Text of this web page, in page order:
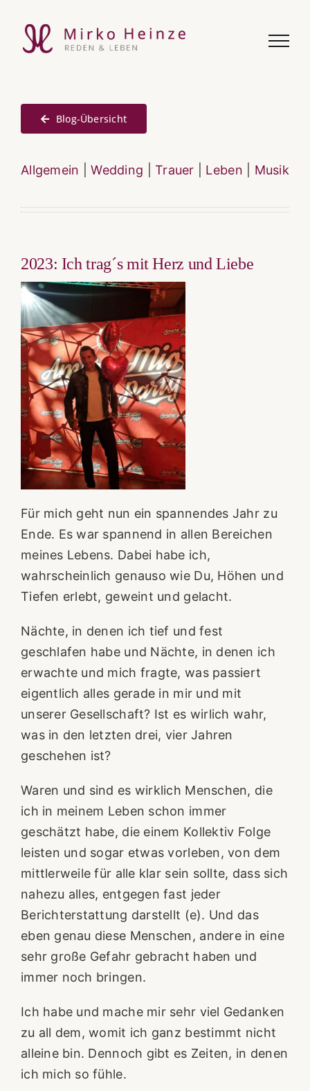
Inhalt
springen
Blog-Übersicht
Allgemein |Wedding |Trauer Leben Musik
2023: Ich trag´s mit Herz und Liebe
Für mich geht nun ein spannendes Jahr zu
Ende. Es war spannend in allen Bereichen
meines Lebens. Dabei habe ich,
wahrscheinlich genauso wie Du, Höhen und
Tiefen erlebt, geweint und gelacht.
Nächte, in denen ich tief und fest
geschlafen habe und Nächte, in denen ich
erwachte und mich fragte, was passiert
eigentlich alles gerade in mir und mit
unserer Gesellschaft? Ist es wirlich wahr,
was in den letzten drei, vier Jahren
geschehen ist?
Waren und sind es wirklich Menschen, die
ich in meinem Leben schon immer
geschätzt habe, die einem Kollektiv Folge
leisten und sogar etwas vorleben, von dem
mittlerweile für alle klar sein sollte, dass sich
nahezu alles, entgegen fast jeder
Berichterstattung darstellt (e). Und das
eben genau diese Menschen, andere in eine
sehr große Gefahr gebracht haben und
immer noch bringen.
Ich habe und mache mir sehr viel Gedanken
zu all dem, womit ich ganz bestimmt nicht
alleine bin. Dennoch gibt es Zeiten, in denen
ich mich so fühle.